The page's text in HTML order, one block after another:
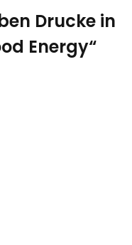
Drucke in
Energy“